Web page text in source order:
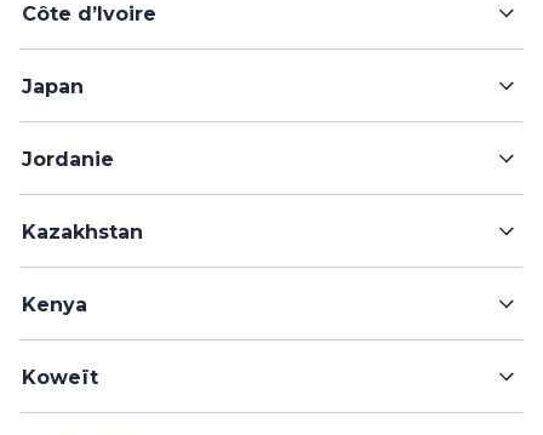
Côte d’Ivoire
Japan
Jordanie
Kazakhstan
Kenya
Koweït